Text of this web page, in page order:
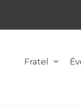
Fratel